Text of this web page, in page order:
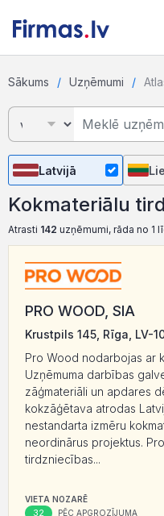
Sākums Uzņēmumi
Latvijā
Kokmateriālu
Atrasti 142 uzņēmumi, rāda no 1
PRO WOOD, SIA
Krustpils 145, Rīga, LV-
Pro Wood nodarbojas ar
Uzņēmuma darbības
zāģmateriāli un apdares
kokzāģētava atrodas
nestandarta izmēru
neordinārus projektus.
tirdzniecības...
VIETA NOZARĒ
32 PĒC APGROZĪJUMA